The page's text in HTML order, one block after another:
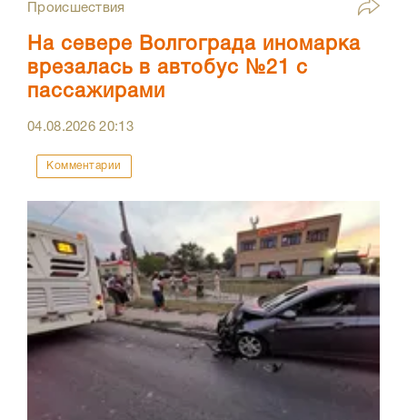
Происшествия
На севере Волгограда иномарка
врезалась в автобус №21 с
пассажирами
04.08.202620:13
Комментарии